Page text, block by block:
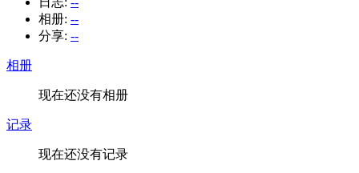
相册: --
分享: --
相册
现在还没有相册
记录
现在还没有记录